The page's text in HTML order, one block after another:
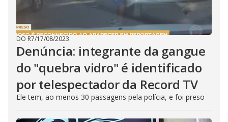
DO R7/17/08/2023
Denúncia: integrante da gangue
do "quebra vidro" é identificado
por telespectador da Record TV
Ele tem, ao menos 30 passagens pela polícia, e foi preso